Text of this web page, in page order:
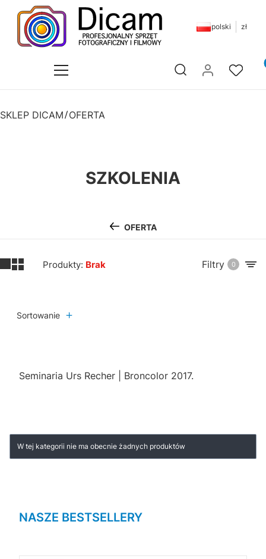
polski zł
Otwórz wyszukiwarkę
SKLEP DICAM OFERTA
SZKOLENIA
OFERTA
Produkty: Brak Filtry 0
Sortowanie
Seminaria Urs Recher | Broncolor 2017.
Lista produktów
W tej kategorii nie ma obecnie żadnych produktów
NASZE BESTSELLERY